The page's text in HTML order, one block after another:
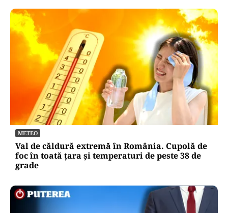
METEO
Val de căldură extremă în România. Cupolă de
foc în toată țara și temperaturi de peste 38 de
grade